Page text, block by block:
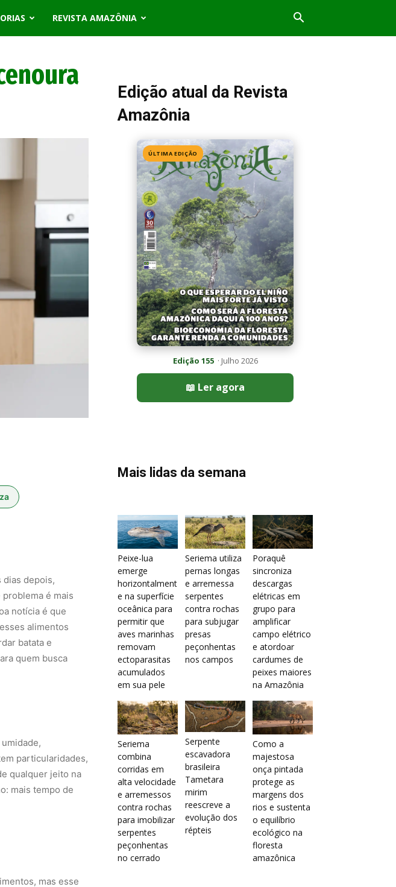
REVISTA AMAZÔNIA
dias depois,
é mais
notícia é que
alimentos
batata e
quem busca
particularidades,
qualquer jeito na
mais tempo de
mas esse
Edição atual da Revista
Amazônia
ÚLTIMA EDIÇÃO
Edição 155· Julho 2026
📖 Ler agora
Mais lidas da semana
Peixe-lua
emerge
horizontalment
e na superfície
oceânica para
permitir que
aves marinhas
removam
ectoparasitas
acumulados
em sua pele
Seriema utiliza
pernas longas
e arremessa
serpentes
contra rochas
para subjugar
presas
peçonhentas
nos campos
Poraquê
sincroniza
descargas
elétricas em
grupo para
amplificar
campo elétrico
e atordoar
cardumes de
peixes maiores
na Amazônia
Seriema
combina
corridas em
alta velocidade
e arremessos
contra rochas
para imobilizar
serpentes
peçonhentas
no cerrado
Serpente
escavadora
brasileira
Tametara
mirim
reescreve a
evolução dos
répteis
Como a
majestosa
onça pintada
protege as
margens dos
rios e sustenta
o equilíbrio
ecológico na
floresta
amazônica